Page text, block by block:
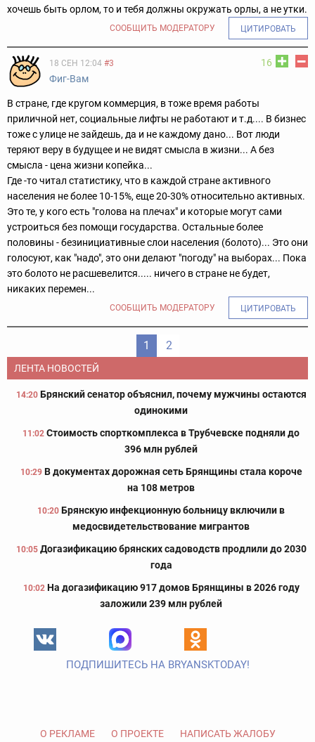
хочешь быть орлом, то и тебя должны окружать орлы, а не утки.
СООБЩИТЬ МОДЕРАТОРУ ЦИТИРОВАТЬ
16
18 СЕН 12:04 #3
Фиг-Вам
В стране, где кругом коммерция, в тоже время работы
приличной нет, социальные лифты не работают и т.д.... В бизнес
тоже с улице не зайдешь, да и не каждому дано... Вот люди
теряют веру в будущее и не видят смысла в жизни... А без
смысла - цена жизни копейка...
Где -то читал статистику, что в каждой стране активного
населения не более 10-15%, еще 20-30% относительно активных.
Это те, у кого есть "голова на плечах" и которые могут сами
устроиться без помощи государства. Остальные более
половины - безинициативные слои населения (болото)... Это они
голосуют, как "надо", это они делают "погоду" на выборах... Пока
это болото не расшевелится..... ничего в стране не будет,
никаких перемен...
СООБЩИТЬ МОДЕРАТОРУ ЦИТИРОВАТЬ
1 2
ЛЕНТА НОВОСТЕЙ
14:20 Брянский сенатор объяснил, почему мужчины остаются
одинокими
11:02 Стоимость спорткомплекса в Трубчевске подняли до
396 млн рублей
10:29 В документах дорожная сеть Брянщины стала короче
на 108 метров
10:20 Брянскую инфекционную больницу включили в
медосвидетельствование мигрантов
10:05 Догазификацию брянских садоводств продлили до 2030
года
10:02 На догазификацию 917 домов Брянщины в 2026 году
заложили 239 млн рублей
ПОДПИШИТЕСЬ НА BRYANSKTODAY!
О РЕКЛАМЕ О ПРОЕКТЕ НАПИСАТЬ ЖАЛОБУ